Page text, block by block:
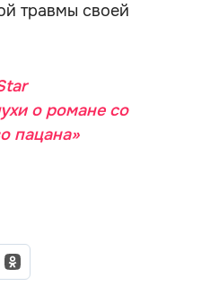
травмы своей
о романе со
пацана»